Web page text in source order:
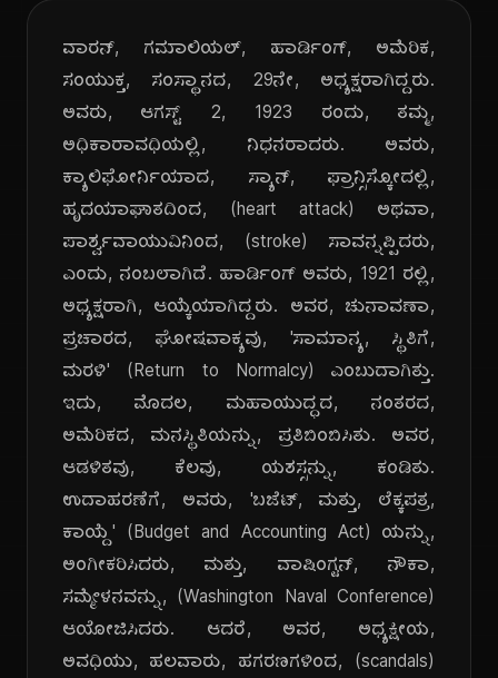
ವಾರನ್, ಗಮಾಲಿಯಲ್, ಹಾರ್ಡಿಂಗ್, ಅಮೆರಿಕ,
ಸಂಯುಕ್ತ, ಸಂಸ್ಥಾನದ, 29ನೇ, ಅಧ್ಯಕ್ಷರಾಗಿದ್ದರು.
ಅವರು, ಆಗಸ್ಟ್ 2, 1923 ರಂದು, ತಮ್ಮ,
ಅಧಿಕಾರಾವಧಿಯಲ್ಲಿ, ನಿಧನರಾದರು. ಅವರು,
ಕ್ಯಾಲಿಫೋರ್ನಿಯಾದ, ಸ್ಯಾನ್, ಫ್ರಾನ್ಸಿಸ್ಕೋದಲ್ಲಿ,
ಹೃದಯಾಘಾತದಿಂದ, (heart attack) ಅಥವಾ,
ಪಾರ್ಶ್ವವಾಯುವಿನಿಂದ, (stroke) ಸಾವನ್ನಪ್ಪಿದರು,
ಎಂದು, ನಂಬಲಾಗಿದೆ. ಹಾರ್ಡಿಂಗ್ ಅವರು, 1921 ರಲ್ಲಿ,
ಅಧ್ಯಕ್ಷರಾಗಿ, ಆಯ್ಕೆಯಾಗಿದ್ದರು. ಅವರ, ಚುನಾವಣಾ,
ಪ್ರಚಾರದ, ಘೋಷವಾಕ್ಯವು, 'ಸಾಮಾನ್ಯ, ಸ್ಥಿತಿಗೆ,
ಮರಳಿ' (Return to Normalcy) ಎಂಬುದಾಗಿತ್ತು.
ಇದು, ಮೊದಲ, ಮಹಾಯುದ್ಧದ, ನಂತರದ,
ಅಮೆರಿಕದ, ಮನಸ್ಥಿತಿಯನ್ನು, ಪ್ರತಿಬಿಂಬಿಸಿತು. ಅವರ,
ಆಡಳಿತವು, ಕೆಲವು, ಯಶಸ್ಸನ್ನು, ಕಂಡಿತು.
ಉದಾಹರಣೆಗೆ, ಅವರು, 'ಬಜೆಟ್, ಮತ್ತು, ಲೆಕ್ಕಪತ್ರ,
ಕಾಯ್ದೆ' (Budget and Accounting Act) ಯನ್ನು,
ಅಂಗೀಕರಿಸಿದರು, ಮತ್ತು, ವಾಷಿಂಗ್ಟನ್, ನೌಕಾ,
ಸಮ್ಮೇಳನವನ್ನು, (Washington Naval Conference)
ಆಯೋಜಿಸಿದರು. ಆದರೆ, ಅವರ, ಅಧ್ಯಕ್ಷೀಯ,
ಅವಧಿಯು, ಹಲವಾರು, ಹಗರಣಗಳಿಂದ, (scandals)